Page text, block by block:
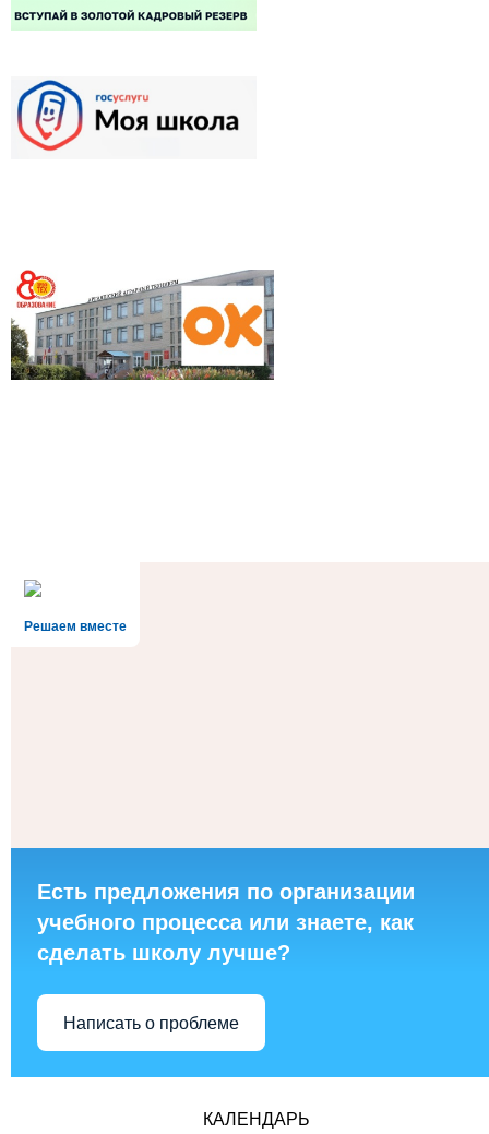
Решаем вместе
Есть предложения по организации
учебного процесса или знаете, как
сделать школу лучше?
Написать о проблеме
КАЛЕНДАРЬ